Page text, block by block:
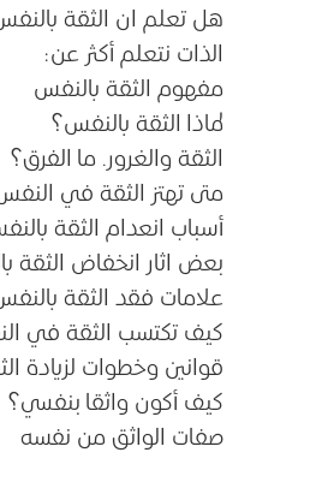
هل تعلم ان الثقة
الذات نتعلم أكثر عن:
مفهوم الثقة بالنفس
لماذا الثقة بالنفس؟
الثقة والغرور. ما الفرق؟
متى تهتز الثقة في
أسباب انعدام الثقة
بعض اثار انخفاض الثقة
علامات فقد الثقة
كيف تكتسب الثقة في
قوانين وخطوات لزيادة
كيف أكون واثقا بنفسي؟
صفات الواثق من نفسه